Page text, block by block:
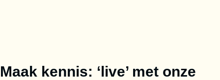
Maak kennis: ‘live’ met onze